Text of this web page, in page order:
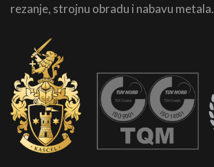
rezanje, strojnu obradu i nabavu metala.